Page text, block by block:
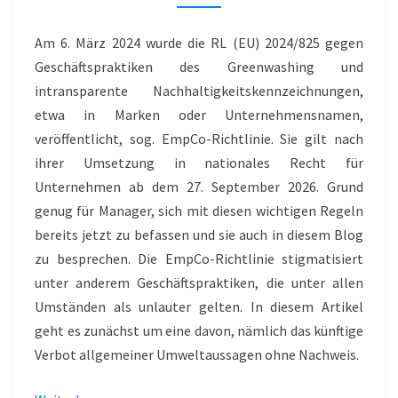
GREENWASHING
Am 6. März 2024 wurde die RL (EU) 2024/825 gegen
Geschäftspraktiken des Greenwashing und
intransparente Nachhaltigkeitskennzeichnungen,
etwa in Marken oder Unternehmensnamen,
veröffentlicht, sog. EmpCo-Richtlinie. Sie gilt nach
ihrer Umsetzung in nationales Recht für
Unternehmen ab dem 27. September 2026. Grund
genug für Manager, sich mit diesen wichtigen Regeln
bereits jetzt zu befassen und sie auch in diesem Blog
zu besprechen. Die EmpCo-Richtlinie stigmatisiert
unter anderem Geschäftspraktiken, die unter allen
Umständen als unlauter gelten. In diesem Artikel
geht es zunächst um eine davon, nämlich das künftige
Verbot allgemeiner Umweltaussagen ohne Nachweis.